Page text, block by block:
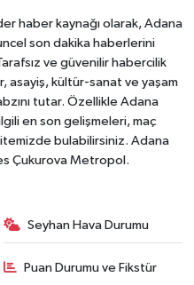
haber kaynağı olarak, Adana
son dakika haberlerini
ve güvenilir habercilik
asayiş, kültür-sanat ve yaşam
tutar. Özellikle Adana
en son gelişmeleri, maç
bulabilirsiniz. Adana
Çukurova Metropol.
Seyhan Hava Durumu
Puan Durumu ve Fikstür